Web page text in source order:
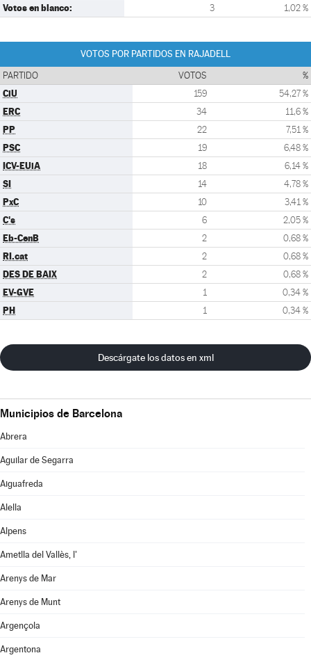
Votos en blanco: 3 1,02 %
VOTOS POR PARTIDOS EN RAJADELL
PARTIDO VOTOS %
CiU 159 54,27 %
ERC 34 11,6 %
PP 22 7,51 %
PSC 19 6,48 %
ICV-EUiA 18 6,14 %
SI 14 4,78 %
PxC 10 3,41 %
C's 6 2,05 %
Eb-CenB 2 0,68 %
RI.cat 2 0,68 %
DES DE BAIX 2 0,68 %
EV-GVE 1 0,34 %
PH 1 0,34 %
Descárgate los datos en xml
Municipios de Barcelona
Abrera
Aguilar de Segarra
Aiguafreda
Alella
Alpens
Ametlla del Vallès, l'
Arenys de Mar
Arenys de Munt
Argençola
Argentona